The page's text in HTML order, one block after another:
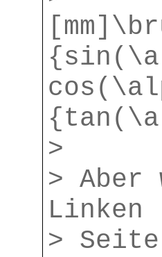
>
> Aber
Linken
>